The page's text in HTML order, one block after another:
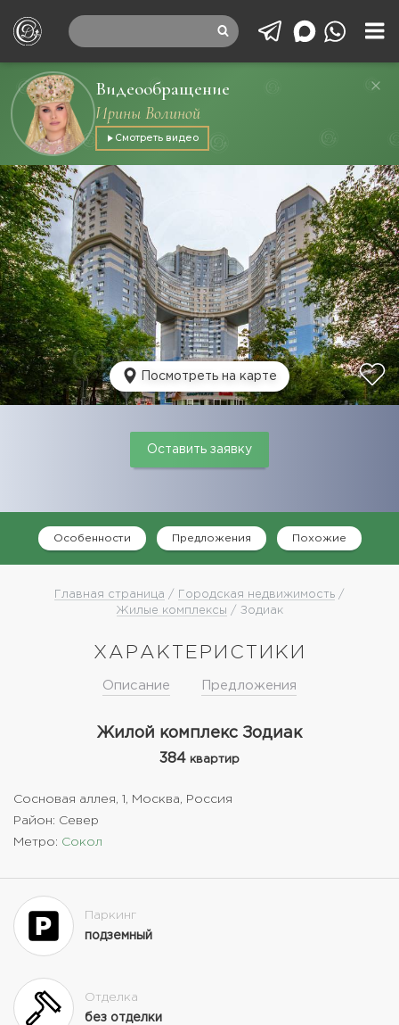
Видеообращение
Ирины Волиной
Смотреть видео
Посмотреть на карте
Оставить заявку
Особенности Предложения Похожие
Главная страница / Городская недвижимость /
Жилые комплексы / Зодиак
ХАРАКТЕРИСТИКИ
Описание Предложения
Жилой комплекс Зодиак
384 квартир
Сосновая аллея, 1, Москва, Россия
Район: Север
Метро: Сокол
Паркинг
подземный
Отделка
без отделки